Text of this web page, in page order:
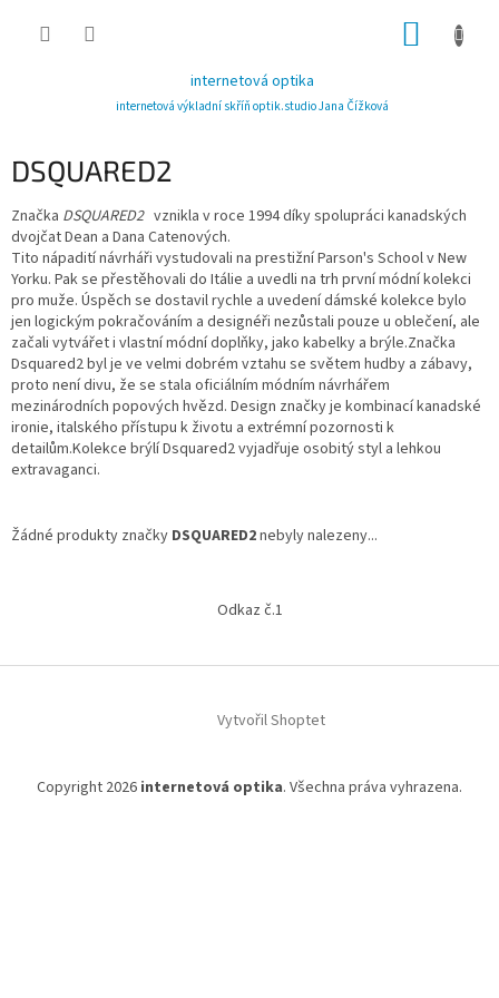
internetová optika
internetová výkladní skříň optik.studio Jana Čížková
DSQUARED2
Značka DSQUARED2vznikla v roce 1994 díky spolupráci kanadských
dvojčat Dean a Dana Catenových.
Tito nápadití návrháři vystudovali na prestižní Parson's School v New
Yorku. Pak se přestěhovali do Itálie a uvedli na trh první módní kolekci
pro muže. Úspěch se dostavil rychle a uvedení dámské kolekce bylo
jen logickým pokračováním a designéři nezůstali pouze u oblečení, ale
začali vytvářet i vlastní módní doplňky, jako kabelky a brýle.Značka
Dsquared2 byl je ve velmi dobrém vztahu se světem hudby a zábavy,
proto není divu, že se stala oficiálním módním návrhářem
mezinárodních popových hvězd. Design značky je kombinací kanadské
ironie, italského přístupu k životu a extrémní pozornosti k
detailům.Kolekce brýlí Dsquared2 vyjadřuje osobitý styl a lehkou
extravaganci.
Žádné produkty značky DSQUARED2nebyly nalezeny...
Odkaz č.1
Vytvořil Shoptet
Copyright 2026 internetová optika. Všechna práva vyhrazena.